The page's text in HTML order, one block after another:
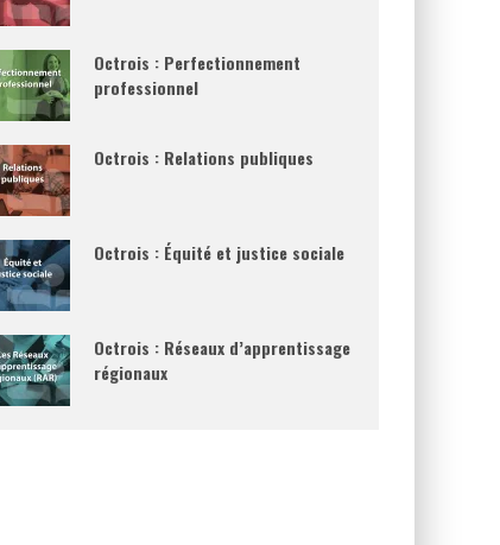
Octrois : Perfectionnement
professionnel
Octrois : Relations publiques
Octrois : Équité et justice sociale
Octrois : Réseaux d’apprentissage
régionaux